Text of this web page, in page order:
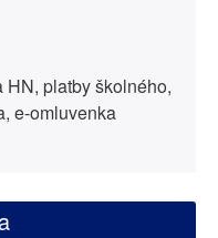
HN, platby školného,
e-omluvenka